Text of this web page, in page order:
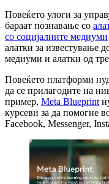
Повеќето улоги за
бараат познавање со
со социјалните медиуми
алатки за известување
медиуми и алатки од
Повеќето платформи
да се прилагодите на
пример, Meta Blueprint
курсеви за да помогне
Facebook, Messenger,